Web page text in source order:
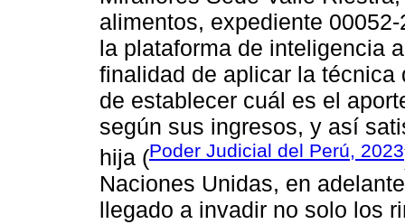
alimentos, expediente
la plataforma de inteligencia
finalidad de aplicar la
de establecer cuál es el
según sus ingresos, y así
hija (Poder Judicial del Perú, 2023
Naciones Unidas, en
llegado a invadir no solo los